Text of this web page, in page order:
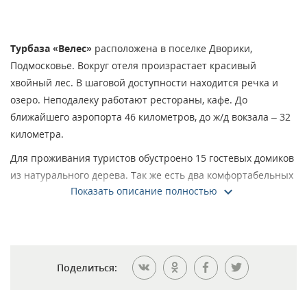
Турбаза «Велес» расположена в поселке Дворики,
Подмосковье. Вокруг отеля произрастает красивый
хвойный лес. В шаговой доступности находится речка и
озеро. Неподалеку работают рестораны, кафе. До
ближайшего аэропорта 46 километров, до ж/д вокзала – 32
километра.
Для проживания туристов обустроено 15 гостевых домиков
из натурального дерева. Так же есть два комфортабельных
коттеджа. Номера выполнены в старорусском стиле. В них
отеля могут пользоваться бесплатным Интернетом. В
Показать описание полностью
Поделиться: